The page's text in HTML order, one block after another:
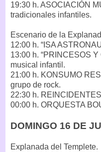
19:30 h. ASOCIACIÓN
tradicionales infantiles.
Escenario de la
12:00 h. “ISA
13:00 h. “PRINCESOS
musical infantil.
21:00 h. KONSUMO
grupo de rock.
22:30 h.
00:00 h. ORQUESTA
DOMINGO 16 DE
Explanada del Templete.